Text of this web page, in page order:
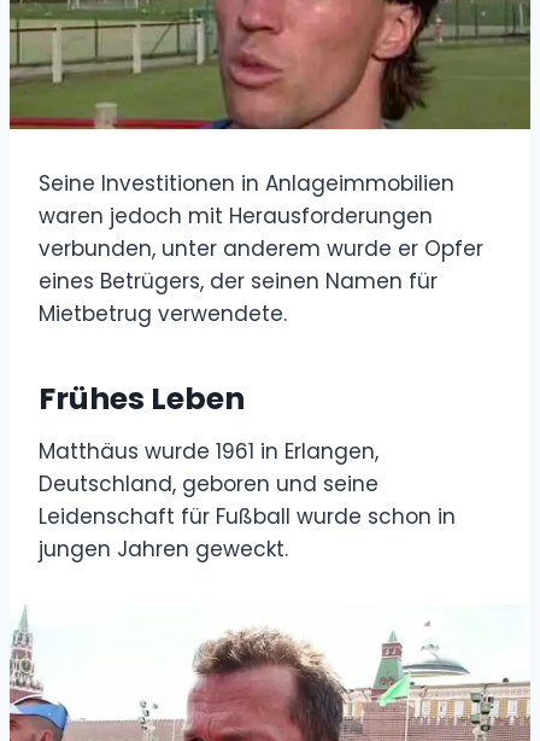
Seine Investitionen in Anlageimmobilien
waren jedoch mit Herausforderungen
verbunden, unter anderem wurde er Opfer
eines Betrügers, der seinen Namen für
Mietbetrug verwendete.
Frühes Leben
Matthäus wurde 1961 in Erlangen,
Deutschland, geboren und seine
Leidenschaft für Fußball wurde schon in
jungen Jahren geweckt.